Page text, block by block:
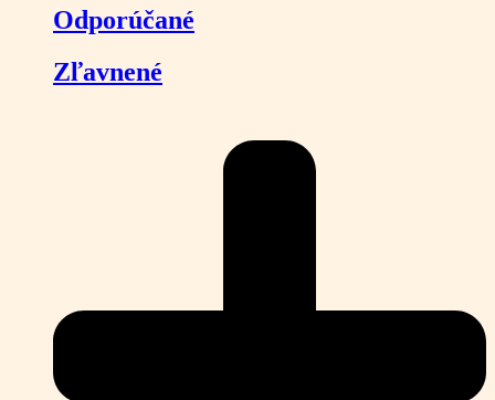
Odporúčané
Zľavnené